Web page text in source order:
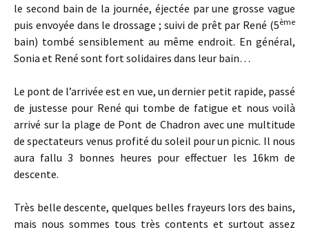
le second bain de la journée, éjectée par une grosse vague
puis envoyée dans le drossage ; suivi de prêt par René (5ème
bain) tombé sensiblement au même endroit. En général,
Sonia et René sont fort solidaires dans leur bain…
Le pont de l’arrivée est en vue, un dernier petit rapide, passé
de justesse pour René qui tombe de fatigue et nous voilà
arrivé sur la plage de Pont de Chadron avec une multitude
de spectateurs venus profité du soleil pour un picnic. Il nous
aura fallu 3 bonnes heures pour effectuer les 16km de
descente.
Très belle descente, quelques belles frayeurs lors des bains,
mais nous sommes tous très contents et surtout assez